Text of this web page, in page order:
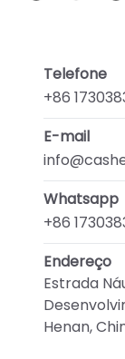
Telefone
+86
E-mail
Whatsapp
+86
Endereço
Estrada
Henan,